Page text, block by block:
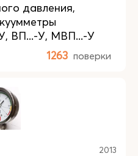
давления,
ВП...-У, МВП...-У
1263 поверки
2013